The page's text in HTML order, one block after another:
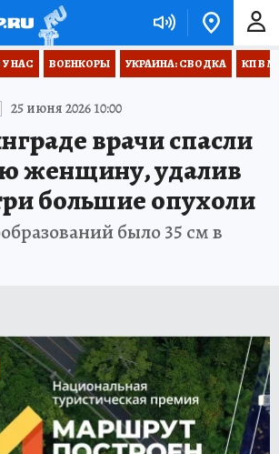
НАС ВОЕНКОРЫ УКРАИНА: СВОДКА КП В
25 июня 2026 10:00
врачи спасли
женщину, удалив
большие опухоли
было 35 см в